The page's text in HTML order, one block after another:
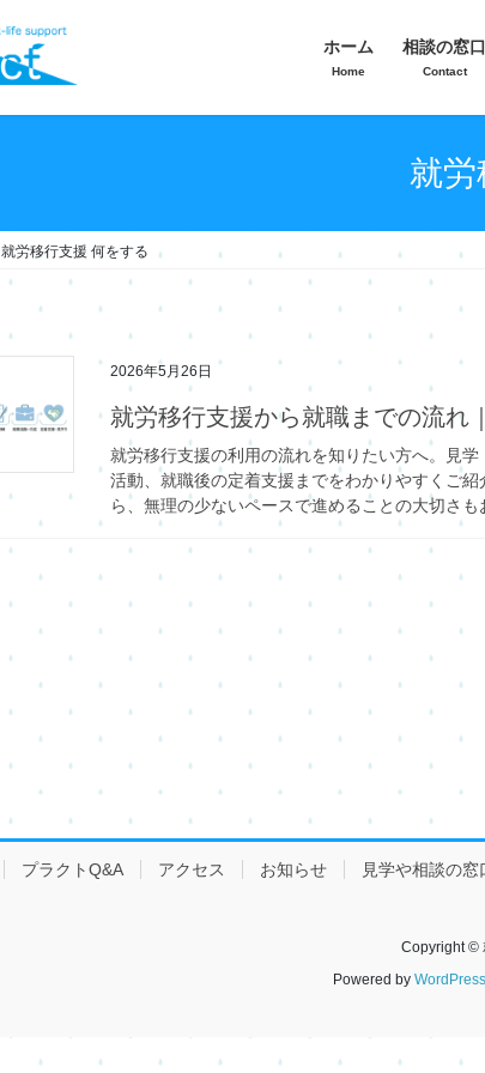
ホーム
Home
相談の窓口
Contact
就
就労移行支援 何をする
2026年5月26日
就労移行支援から就職までの流れ
就労移行支援の利用の流れを知りたい方へ。見
活動、就職後の定着支援までをわかりやすくご
ら、無理の少ないペースで進めることの大切さも
プラクトQ&A アクセス お知らせ 見学や相談の窓
Copyright ©
Powered by WordPress